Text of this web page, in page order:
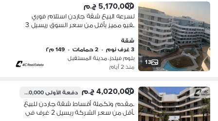
13
5,170,000 ج.م
لسرعه البيع شقة جاردن استلام فوري
بفيو مميز بأقل من سعر السوق ريسيل 3
المستقبل سيتي بجوار مدينتي وسراي
للبيع
شقة
3 غرف نوم
• 2 حمامات • 149 م٢
بلوم فيلدز، مدينة المستقبل
منذ 2 أيام
4,020,000 ج.م دفعة الأولى2,480,000 ج.م
بمقدم وتكملة أقساط شقة جاردن للبيع
بأقل من سعر الشركة ريسيل 2 غرف في